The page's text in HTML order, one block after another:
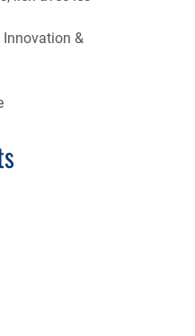
Innovation &